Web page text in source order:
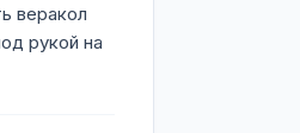
веракол
рукой на